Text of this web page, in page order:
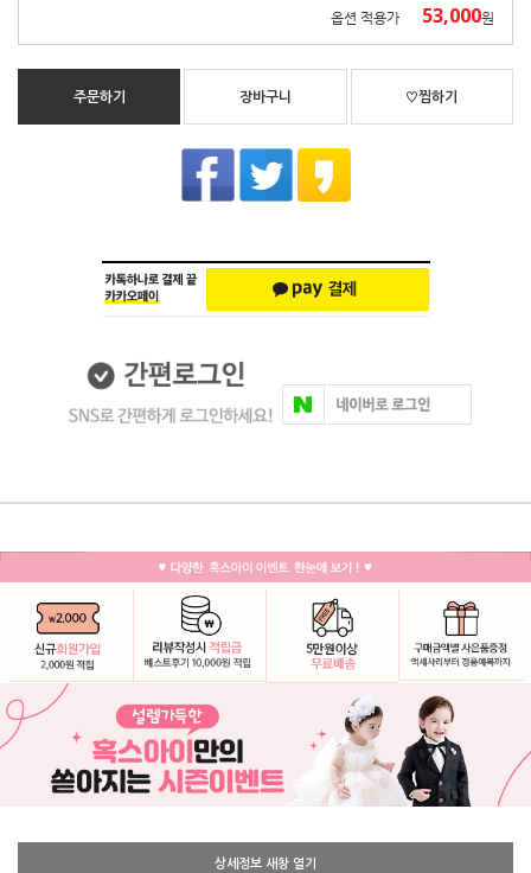
옵션 적용가 53,000원
주문하기 장바구니 ♡찜하기
상세정보 새창 열기